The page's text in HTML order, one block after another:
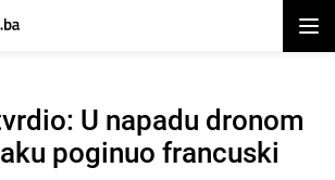
U napadu dronom
poginuo francuski